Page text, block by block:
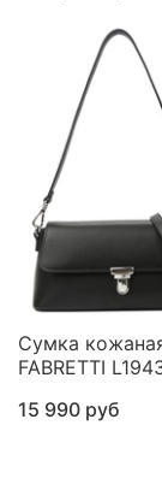
Сумка
FABRETTI
15 990 руб